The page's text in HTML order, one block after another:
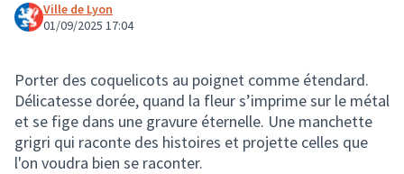
Ville de Lyon
01/09/2025 17:04
Porter des coquelicots au poignet comme étendard.
Délicatesse dorée, quand la fleur s’imprime sur le métal
et se fige dans une gravure éternelle. Une manchette
grigri qui raconte des histoires et projette celles que
l'on voudra bien se raconter.